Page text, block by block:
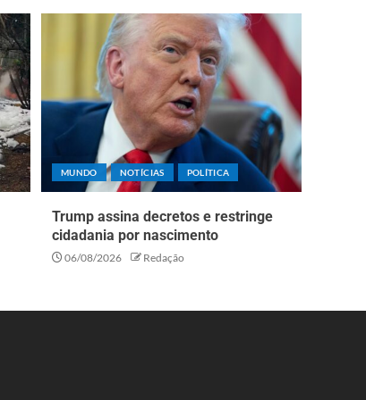
MUNDO NOTÍCIAS POLÍTICA
Trump assina decretos e restringe
cidadania por nascimento
06/08/2026 Redação